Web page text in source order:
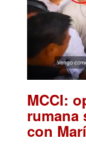
MCCI:
rumana
con